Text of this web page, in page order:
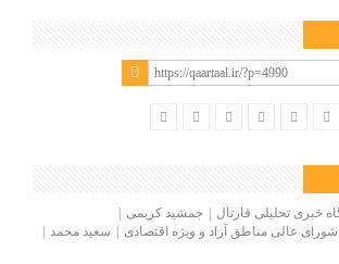
خبری تحلیلی قارتال
جمشید کریمی
شورای عالی مناطق آزاد و ویژه اقتصادی
سعید محمد